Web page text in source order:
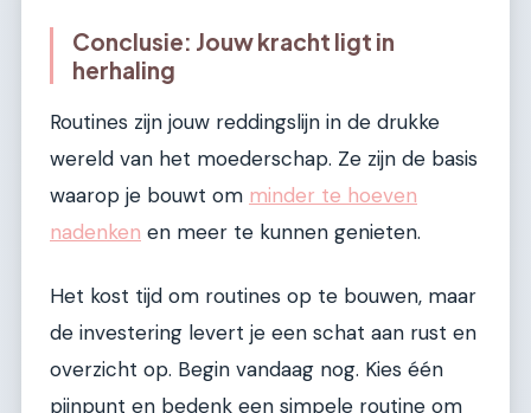
Conclusie: Jouw kracht ligt in
herhaling
Routines zijn jouw reddingslijn in de drukke
wereld van het moederschap. Ze zijn de basis
waarop je bouwt om minder te hoeven
nadenken en meer te kunnen genieten.
Het kost tijd om routines op te bouwen, maar
de investering levert je een schat aan rust en
overzicht op. Begin vandaag nog. Kies één
pijnpunt en bedenk een simpele routine om